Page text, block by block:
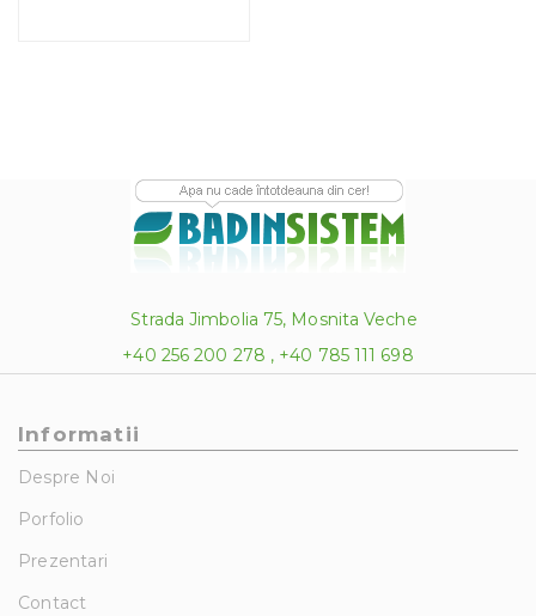
Strada Jimbolia 75, Mosnita Veche
+40 256 200 278 , +40 785 111 698
Informatii
Despre Noi
Porfolio
Prezentari
Contact